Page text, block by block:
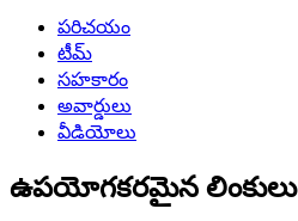
పరిచయం
టీమ్
సహకారం
అవార్డులు
వీడియోలు
ఉపయోగకరమైన లింకులు